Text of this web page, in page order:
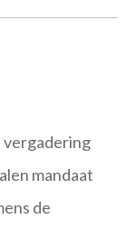
vergadering
mandaat
de